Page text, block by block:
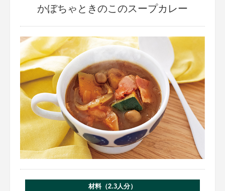
かぼちゃときのこのスープカレー
材料（2.3人分）